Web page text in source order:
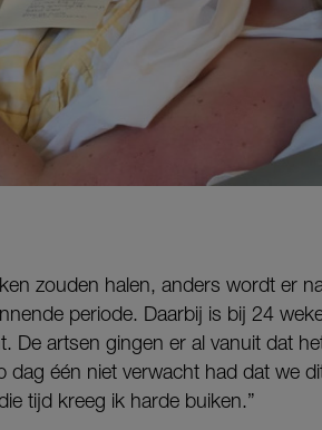
zouden halen, anders wordt er
periode. Daarbij is bij 24
De artsen gingen er al vanuit dat
één niet verwacht had dat we
tijd kreeg ik harde buiken.”